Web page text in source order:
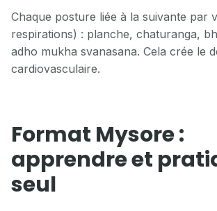
Chaque posture liée à la suivante par
respirations) : planche, chaturanga,
adho mukha svanasana. Cela crée le
cardiovasculaire.
Format Mysore :
apprendre et
seul